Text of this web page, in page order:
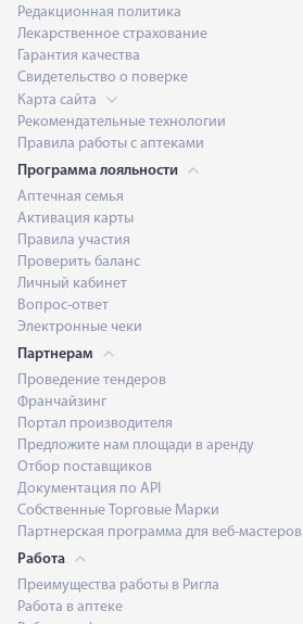
Редакционная политика
Лекарственное страхование
Гарантия качества
Свидетельство о поверке
Карта сайта
Рекомендательные технологии
Правила работы с аптеками
Программа лояльности
Аптечная семья
Активация карты
Правила участия
Проверить баланс
Личный кабинет
Вопрос-ответ
Электронные чеки
Партнерам
Проведение тендеров
Франчайзинг
Портал производителя
Предложите нам площади в аренду
Отбор поставщиков
Документация по API
Собственные Торговые Марки
Партнерская программа для веб-мастеров
Работа
Преимущества работы в Ригла
Работа в аптеке